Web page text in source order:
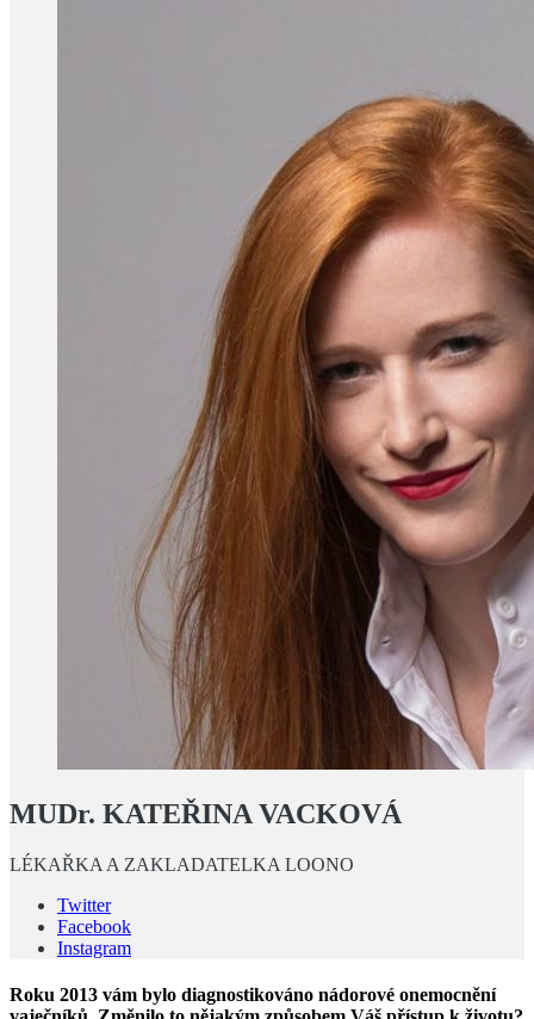
MUDr. KATEŘINA VACKOVÁ
LÉKAŘKA A ZAKLADATELKA LOONO
Twitter
Facebook
Instagram
Roku 2013 vám bylo diagnostikováno nádorové onemocnění